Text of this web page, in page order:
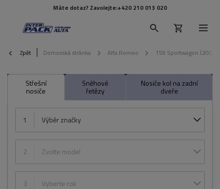
Máte dotaz? Zavolejte:+420 210 013 020
Zpět Domovská stránka Alfa Romeo 159 Sportwagon
Střešní
nosiče
Sněhové
řetězy
Nosiče kol na zadní
dveře
1 Výběr značky
2 Zvolte model
3 Vyberte rok